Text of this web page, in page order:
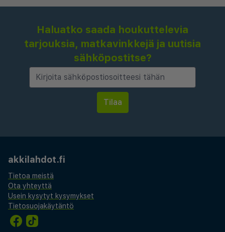
Haluatko saada houkuttelevia
tarjouksia, matkavinkkejä ja uutisia
sähköpostitse?
akkilahdot.fi
Tietoa meistä
Ota yhteyttä
Usein kysytyt kysymykset
Tietosuojakäytäntö